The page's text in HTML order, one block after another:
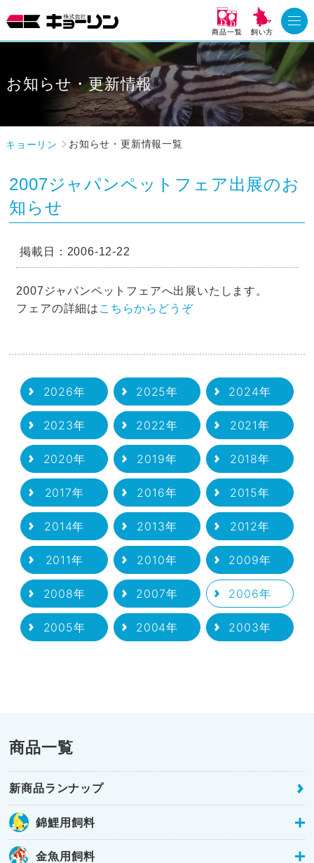
商品一覧 飼い方
お知らせ・更新情報
キョーリン お知らせ・更新情報一覧
2007ジャパンペットフェア出展のお
知らせ
掲載日：2006-12-22
2007ジャパンペットフェアへ出展いたします。
フェアの詳細は こちらからどうぞ
2026年 2025年 2024年
2023年 2022年 2021年
2020年 2019年 2018年
2017年 2016年 2015年
2014年 2013年 2012年
2011年 2010年 2009年
2008年 2007年 2006年
2005年 2004年 2003年
商品一覧
新商品ランナップ
錦鯉用飼料
金魚用飼料